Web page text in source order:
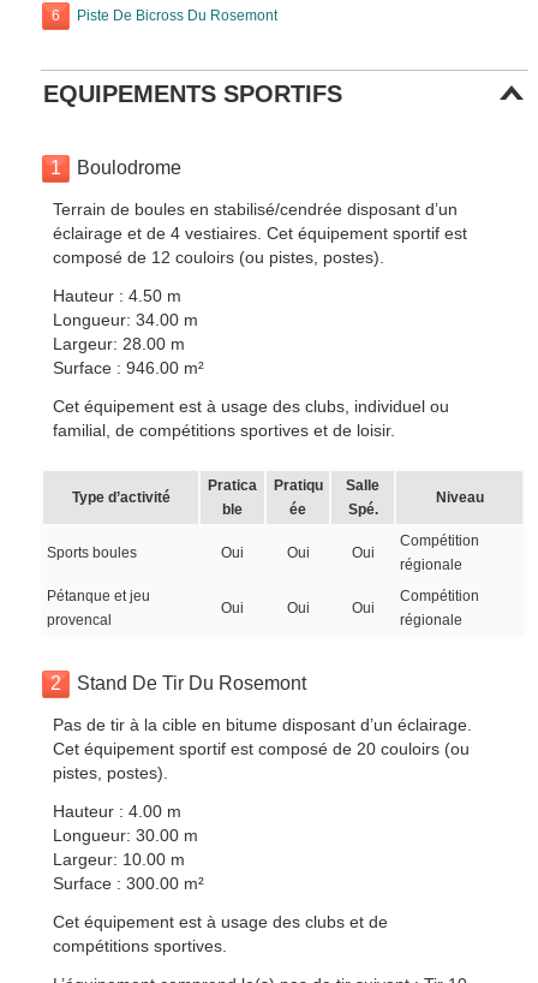
6 Piste De Bicross Du Rosemont
EQUIPEMENTS SPORTIFS
1 Boulodrome
Terrain de boules en stabilisé/cendrée disposant d’un
éclairage et de 4 vestiaires. Cet équipement sportif est
composé de 12 couloirs (ou pistes, postes).
Hauteur : 4.50 m
Longueur: 34.00 m
Largeur: 28.00 m
Surface : 946.00 m²
Cet équipement est à usage des clubs, individuel ou
familial, de compétitions sportives et de loisir.
Type d’activité
Pratica
ble
Pratiqu
ée
Salle
Spé.
Niveau
Sports boules Oui Oui Oui
Compétition
régionale
Pétanque et jeu
provencal
Oui Oui Oui
Compétition
régionale
2 Stand De Tir Du Rosemont
Pas de tir à la cible en bitume disposant d’un éclairage.
Cet équipement sportif est composé de 20 couloirs (ou
pistes, postes).
Hauteur : 4.00 m
Longueur: 30.00 m
Largeur: 10.00 m
Surface : 300.00 m²
Cet équipement est à usage des clubs et de
compétitions sportives.